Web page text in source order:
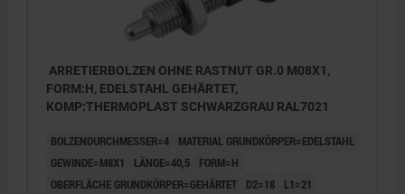
ARRETIERBOLZEN OHNE RASTNUT GR.0 M08X1,
FORM:H, EDELSTAHL GEHÄRTET,
KOMP:THERMOPLAST SCHWARZGRAU RAL7021
BOLZENDURCHMESSER=4
MATERIAL GRUNDKÖRPER=EDELSTAHL
GEWINDE=M8X1
LÄNGE=40,5
FORM=H
OBERFLÄCHE GRUNDKÖRPER=GEHÄRTET
D2=18
L1=21